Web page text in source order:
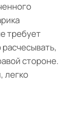
требует
стороне.
легко